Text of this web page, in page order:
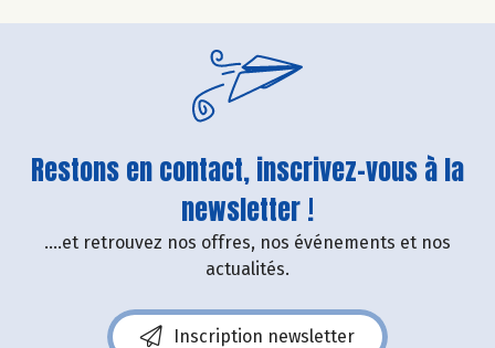
Restons en contact, inscrivez-vous à la
newsletter !
....et retrouvez nos offres, nos événements et nos
actualités.
Inscription newsletter